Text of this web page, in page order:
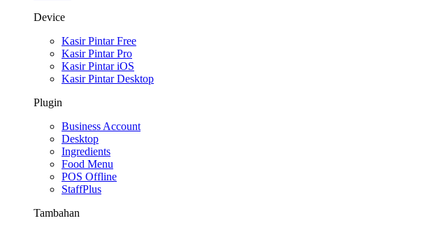
Device
Kasir Pintar Free
Kasir Pintar Pro
Kasir Pintar iOS
Kasir Pintar Desktop
Plugin
Business Account
Desktop
Ingredients
Food Menu
POS Offline
StaffPlus
Tambahan